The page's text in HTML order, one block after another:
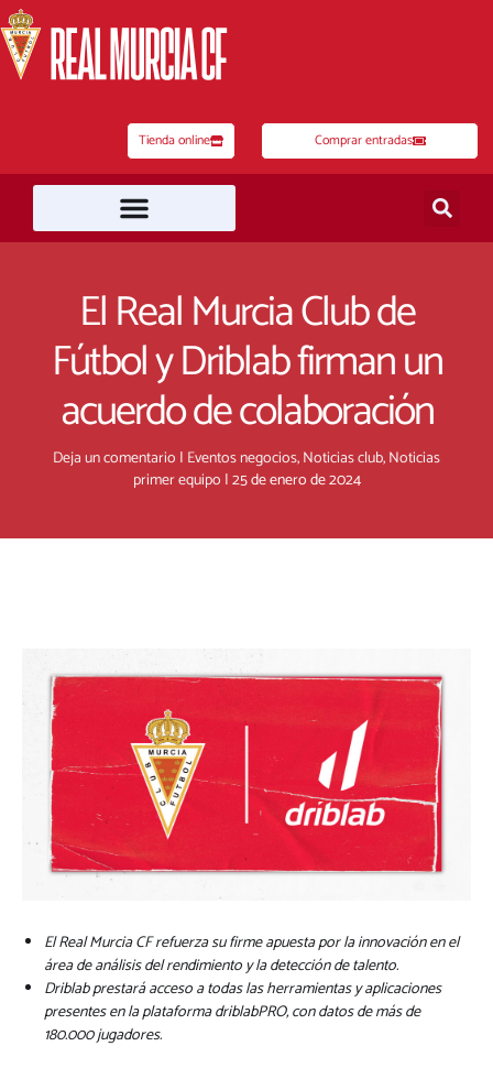
al
contenido
Tienda online Comprar entradas
El Real Murcia Club de
Fútbol y Driblab firman un
acuerdo de colaboración
Deja un comentario | Eventos negocios,Noticias club,Noticias
primer equipo |25 de enero de 2024
El Real Murcia CF refuerza su firme apuesta por la innovación en el
área de análisis del rendimiento y la detección de talento.
Driblab prestará acceso a todas las herramientas y aplicaciones
presentes en la plataforma driblabPRO, con datos de más de
180.000 jugadores.